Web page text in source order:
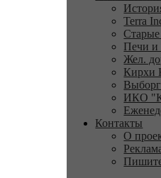
Terra
Старые
Печи и
Жел.
Кирхи
ИКО
Контакты
О